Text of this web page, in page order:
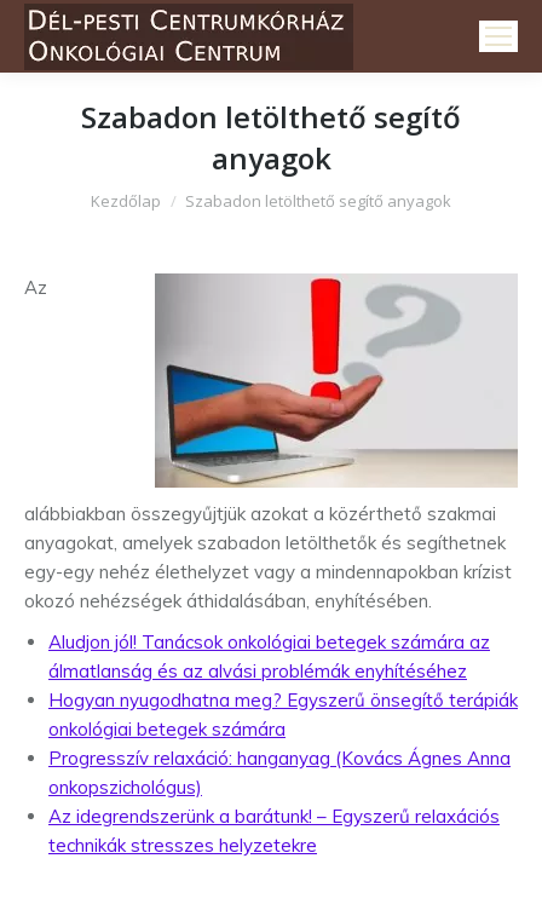
Szabadon letölthető segítő
anyagok
Itt vagy:
Kezdőlap Szabadon letölthető segítő anyagok
Az
alábbiakban összegyűjtjük azokat a közérthető szakmai
anyagokat, amelyek szabadon letölthetők és segíthetnek
egy-egy nehéz élethelyzet vagy a mindennapokban krízist
okozó nehézségek áthidalásában, enyhítésében.
Aludjon jól! Tanácsok onkológiai betegek számára az
álmatlanság és az alvási problémák enyhítéséhez
Hogyan nyugodhatna meg? Egyszerű önsegítő terápiák
onkológiai betegek számára
Progresszív relaxáció: hanganyag (Kovács Ágnes Anna
onkopszichológus)
Az idegrendszerünk a barátunk! – Egyszerű relaxációs
technikák stresszes helyzetekre